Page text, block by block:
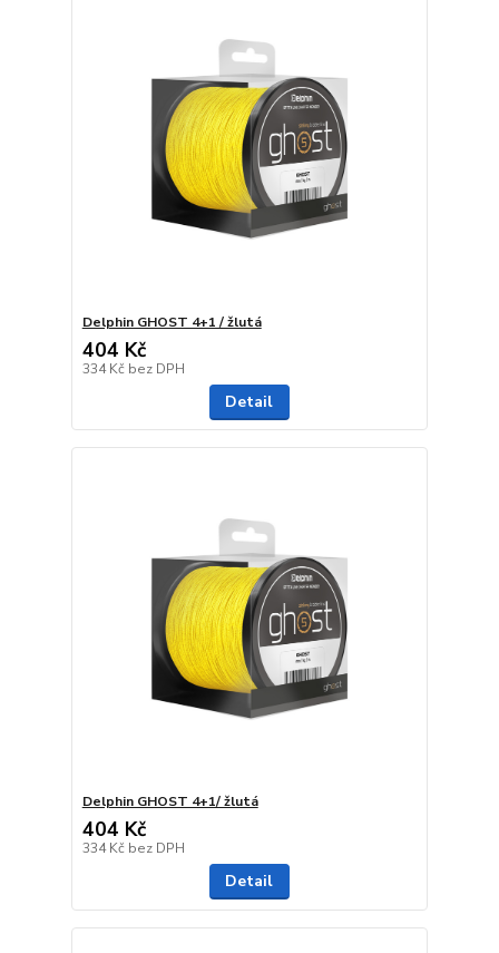
Delphin GHOST 4+1 / žlutá
404 Kč
334 Kč bez DPH
Detail
Delphin GHOST 4+1/ žlutá
404 Kč
334 Kč bez DPH
Detail